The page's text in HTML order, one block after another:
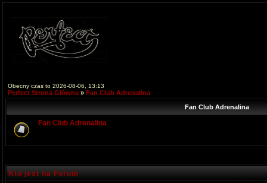
Obecny czas to 2026-08-06, 13:13
Perfect Strona Główna » Fan Club Adrenalina
Fan Club Adrenalina
Fan Club Adrenalina
Kto jest na Forum